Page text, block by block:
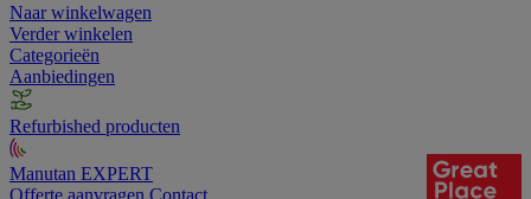
Naar winkelwagen
Verder winkelen
Categorieën
Aanbiedingen
Refurbished producten
Manutan EXPERT
Offerte aanvragen Contact